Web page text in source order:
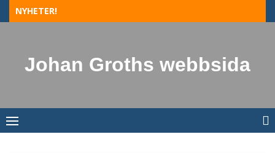
Skip
to
NYHETER!
Johan Groths webbsida